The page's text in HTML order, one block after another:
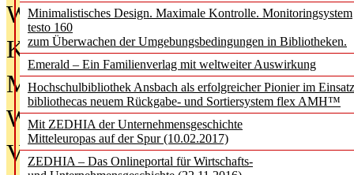
Minimalistisches Design. Maximale Kontrolle. Monitoringsystem
testo 160
zum Überwachen der Umgebungsbedingungen in Bibliotheken.
Emerald – Ein Familienverlag mit weltweiter Auswirkung
Hochschulbibliothek Ansbach als erfolgreicher Pionier im
bibliothecas neuem Rückgabe- und Sortiersystem flex AMH™
Mit ZEDHIA der Unternehmensgeschichte
Mitteleuropas auf der Spur (10.02.2017)
ZEDHIA – Das Onlineportal für Wirtschafts-
Was Hochschul­bibliotheken von
Kinder in der digitalen Welt
Metadaten als Infrastruktur
Wenn Bots katalogisieren
Von Abschlusskleidern bis